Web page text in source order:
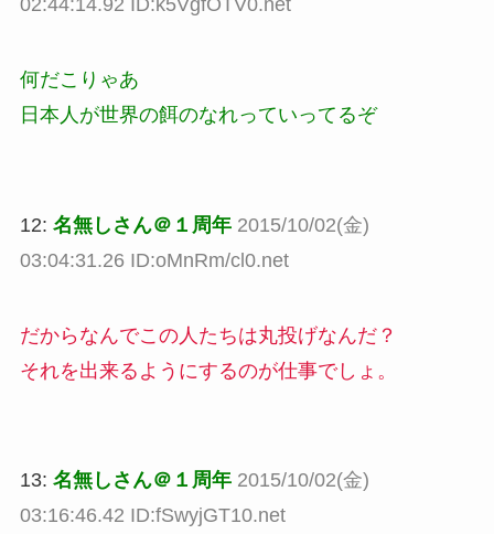
02:44:14.92 ID:k5VgfOTV0.net
何だこりゃあ
日本人が世界の餌のなれっていってるぞ
12: 名無しさん＠１周年 2015/10/02(金)
03:04:31.26 ID:oMnRm/cl0.net
だからなんでこの人たちは丸投げなんだ？
それを出来るようにするのが仕事でしょ。
13: 名無しさん＠１周年 2015/10/02(金)
03:16:46.42 ID:fSwyjGT10.net